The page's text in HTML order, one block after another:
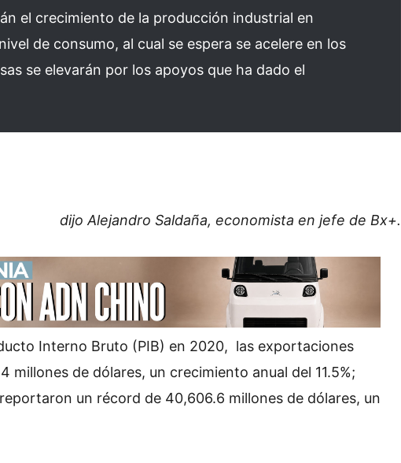
el crecimiento de la producción industrial en
de consumo, al cual se espera se acelere en los
se elevarán por los apoyos que ha dado el
dijo Alejandro Saldaña, economista en jefe de Bx+.
Interno Bruto (PIB) en 2020, las exportaciones
millones de dólares, un crecimiento anual del 11.5%;
un récord de 40,606.6 millones de dólares, un